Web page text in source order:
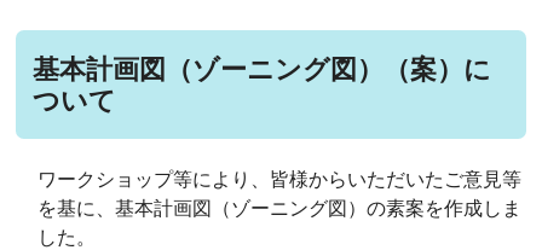
基本計画図（ゾーニング図）（案）に
ついて
ワークショップ等により、皆様からいただいたご意見等
を基に、基本計画図（ゾーニング図）の素案を作成しま
した。